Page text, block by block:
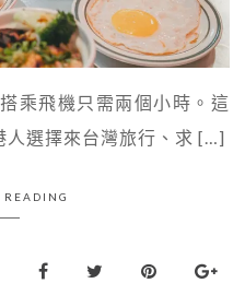
乘飛機只需兩個小時。這
人選擇來台灣旅行、求 […]